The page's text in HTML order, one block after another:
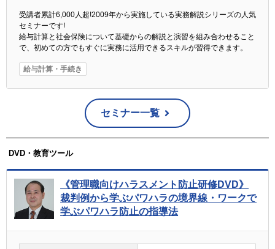
受講者累計6,000人超!2009年から実施している実務解説シリーズの人気
セミナーです!
給与計算と社会保険について基礎からの解説と演習を組み合わせること
で、初めての方でもすぐに実務に活用できるスキルが習得できます。
給与計算・手続き
セミナー一覧
DVD・教育ツール
《管理職向けハラスメント防止研修DVD》
裁判例から学ぶパワハラの境界線・ワークで
学ぶパワハラ防止の指導法